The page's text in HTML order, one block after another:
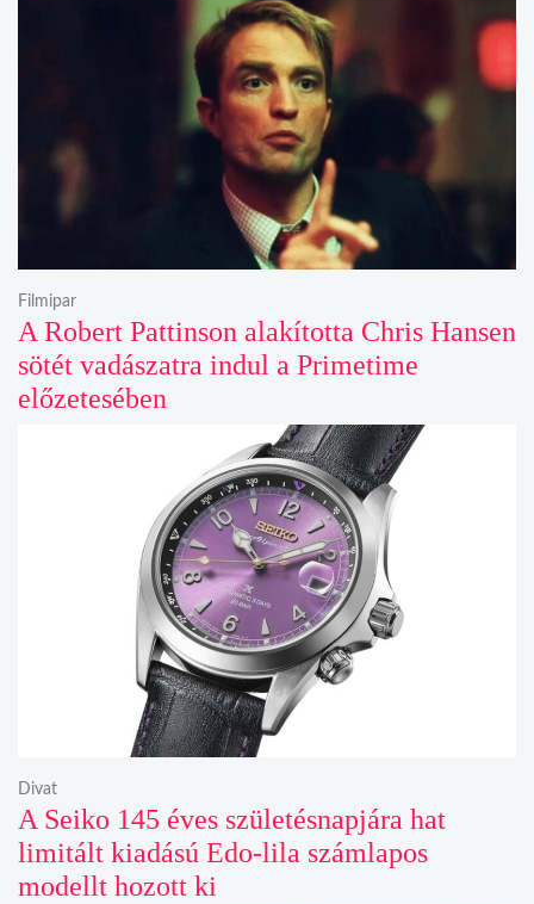
A Robert Pattinson alakította Chris Hansen
sötét vadászatra indul a Primetime
előzetesében
Filmipar
A Seiko 145 éves születésnapjára hat
limitált kiadású Edo-lila számlapos
modellt hozott ki
Divat